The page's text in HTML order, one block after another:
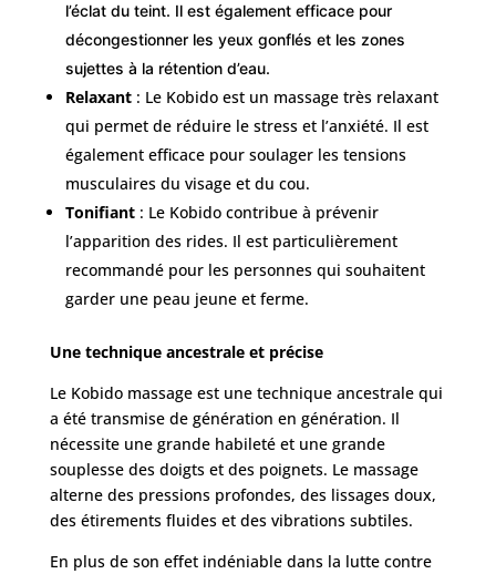
l’éclat du teint. Il est également efficace pour
décongestionner les yeux gonflés et les zones
sujettes à la rétention d’eau.
Relaxant: Le Kobido est un massage très relaxant
qui permet de réduire le stress et l’anxiété. Il est
également efficace pour soulager les tensions
musculaires du visage et du cou.
Tonifiant: Le Kobido contribue à prévenir
l’apparition des rides. Il est particulièrement
recommandé pour les personnes qui souhaitent
garder une peau jeune et ferme.
Une technique ancestrale et précise
Le Kobido massage est une technique ancestrale qui
a été transmise de génération en génération. Il
nécessite une grande habileté et une grande
souplesse des doigts et des poignets. Le massage
alterne des pressions profondes, des lissages doux,
des étirements fluides et des vibrations subtiles.
En plus de son effet indéniable dans la lutte contre